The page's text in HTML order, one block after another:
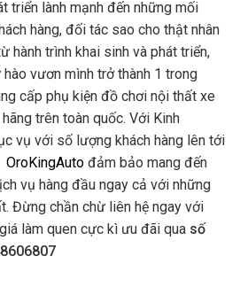
triển lành mạnh đến những mối
hàng, đối tác sao cho thật nhân
hành trình khai sinh và phát triển,
vươn mình trở thành 1 trong
cấp phụ kiện đồ chơi nội thất xe
trên toàn quốc. Với Kinh
vụ với số lượng khách hàng lên tới
OroKingAuto đảm bảo mang đến
vụ hàng đầu ngay cả với những
Đừng chần chừ liên hệ ngay với
làm quen cực kì ưu đãi qua số